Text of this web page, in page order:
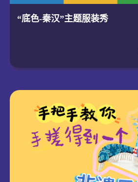
“底色-秦汉”主题服装秀